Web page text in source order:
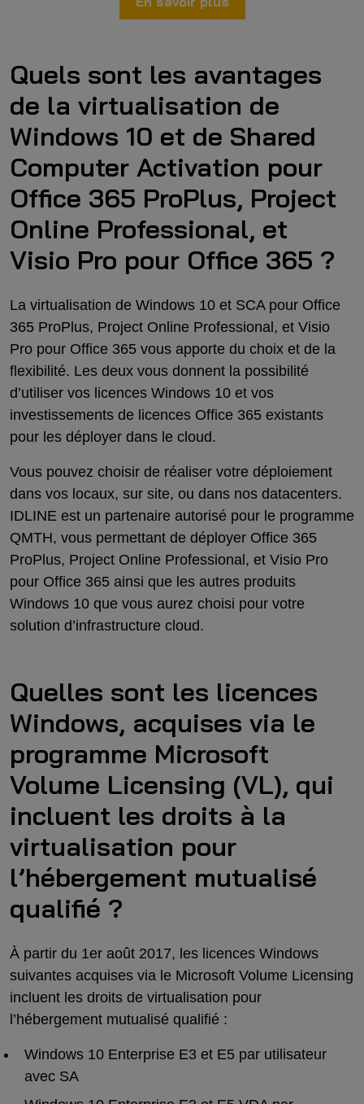
Quels sont les avantages
de la virtualisation de
Windows 10 et de Shared
Computer Activation pour
Office 365 ProPlus, Project
Online Professional, et
Visio Pro pour Office 365 ?
La virtualisation de Windows 10 et SCA pour Office
365 ProPlus, Project Online Professional, et Visio
Pro pour Office 365 vous apporte du choix et de la
flexibilité. Les deux vous donnent la possibilité
d’utiliser vos licences Windows 10 et vos
investissements de licences Office 365 existants
pour les déployer dans le cloud.
Vous pouvez choisir de réaliser votre déploiement
dans vos locaux, sur site, ou dans nos datacenters.
IDLINE est un partenaire autorisé pour le programme
QMTH, vous permettant de déployer Office 365
ProPlus, Project Online Professional, et Visio Pro
pour Office 365 ainsi que les autres produits
Windows 10 que vous aurez choisi pour votre
solution d’infrastructure cloud.
Quelles sont les licences
Windows, acquises via le
programme Microsoft
Volume Licensing (VL), qui
incluent les droits à la
virtualisation pour
l’hébergement mutualisé
qualifié ?
À partir du 1er août 2017, les licences Windows
suivantes acquises via le Microsoft Volume Licensing
incluent les droits de virtualisation pour
l’hébergement mutualisé qualifié :
Windows 10 Enterprise E3 et E5 par utilisateur
avec SA